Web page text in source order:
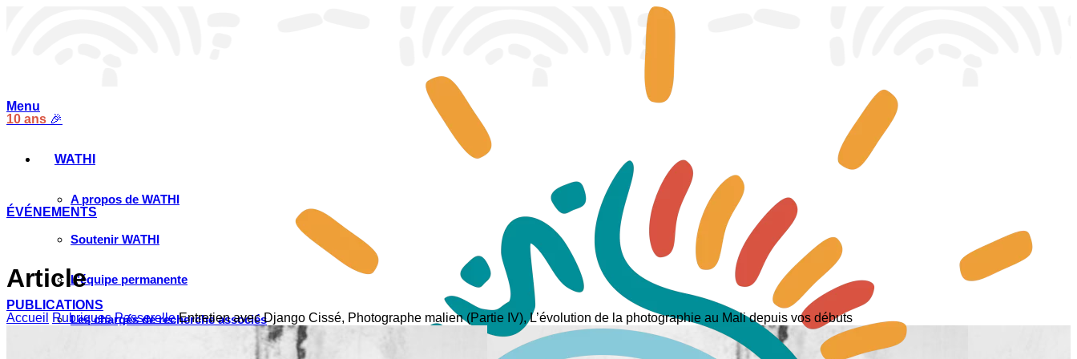
10 ans 🎉
ÉVÉNEMENTS
PUBLICATIONS
Menu
WATHI
A propos de WATHI
Soutenir WATHI
L’équipe permanente
Les chargés de recherche associés
Article
Accueil Rubriques Passerelle Entretien avec Django Cissé, Photographe malien (Partie IV), L’évolution de la photographie au Mali depuis vos débuts